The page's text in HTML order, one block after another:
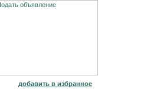
добавить в избранное